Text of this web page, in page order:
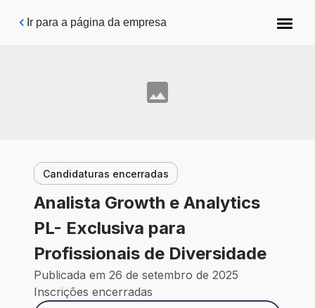
Pular para o conteúdo principal
Ir para a página da empresa
Candidaturas encerradas
Analista Growth e Analytics
PL- Exclusiva para
Profissionais de Diversidade
Publicada em 26 de setembro de 2025
Inscrições encerradas